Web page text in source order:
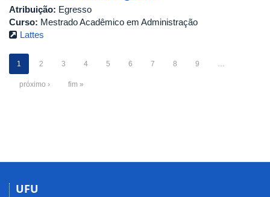
Atribuição: Egresso
Curso: Mestrado Acadêmico em Administração
Lattes
1 2 3 4 5 6 7 8 9 …
próximo › fim »
UFU